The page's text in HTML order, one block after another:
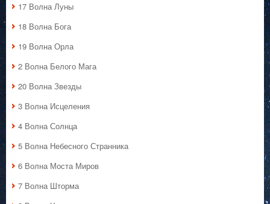
17 Волна Луны
18 Волна Бога
19 Волна Орла
2 Волна Белого Мага
20 Волна Звезды
3 Волна Исцеления
4 Волна Солнца
5 Волна Небесного Странника
6 Волна Моста Миров
7 Волна Шторма